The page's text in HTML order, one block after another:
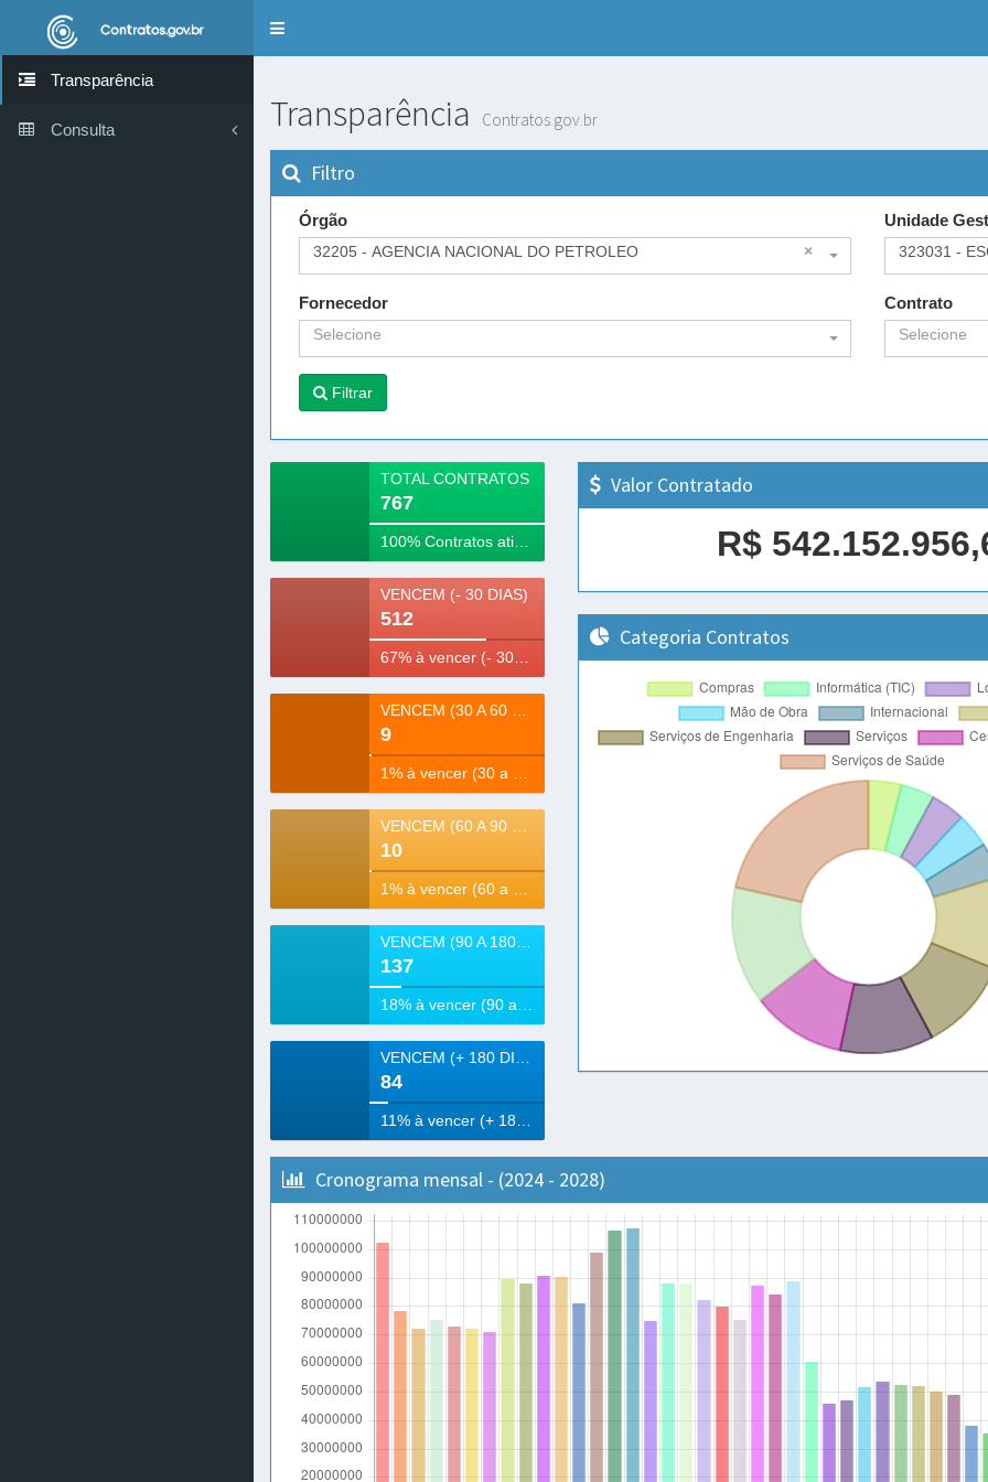
Alternar
Transparência
Consulta Transparência Contratos.gov.br
Filtro
Órgão
×
32205 - AGENCIA NACIONAL DO PETROLEO
Unidade
323031 -
Fornecedor
Selecione
Contrato
Selecione
Filtrar
TOTAL CONTRATOS
767
VENCEM (- 30 DIAS)
512
9
10
137
84
Valor Contratado
R$
Categoria Contratos
Cronograma mensal - (2024 - 2028)